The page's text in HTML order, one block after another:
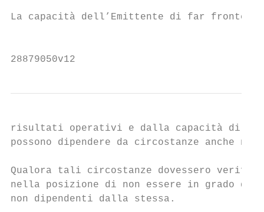
La capacità dell’Emittente di far fronte al
28879050v12
risultati operativi e dalla capacità di
possono dipendere da circostanze anche
Qualora tali circostanze dovessero
nella posizione di non essere in grado di
non dipendenti dalla stessa.